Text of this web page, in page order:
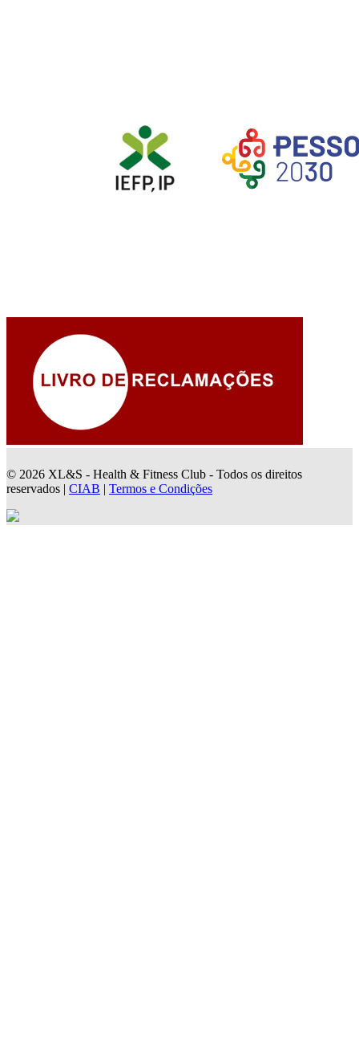
© 2026 XL&S - Health & Fitness Club - Todos os direitos
reservados | CIAB | Termos e Condições